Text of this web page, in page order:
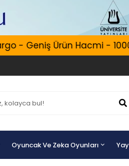
- Geniş Ürün Hacmi - 1000
Oyuncak Ve Zeka Oyunları